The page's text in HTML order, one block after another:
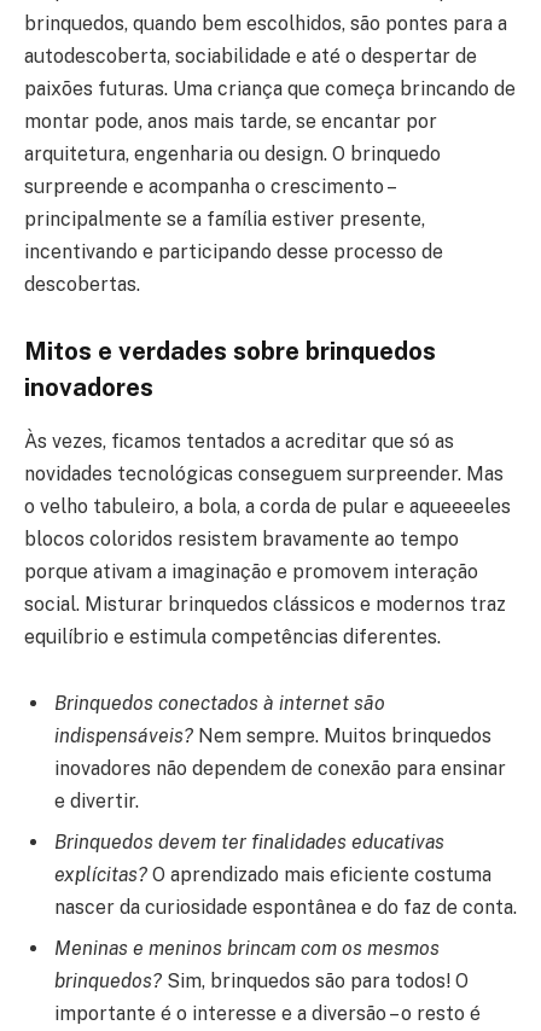
brinquedos, quando bem escolhidos, são pontes para a
autodescoberta, sociabilidade e até o despertar de
paixões futuras. Uma criança que começa brincando de
montar pode, anos mais tarde, se encantar por
arquitetura, engenharia ou design. O brinquedo
surpreende e acompanha o crescimento –
principalmente se a família estiver presente,
incentivando e participando desse processo de
descobertas.
Mitos e verdades sobre brinquedos
inovadores
Às vezes, ficamos tentados a acreditar que só as
novidades tecnológicas conseguem surpreender. Mas
o velho tabuleiro, a bola, a corda de pular e aqueeeeles
blocos coloridos resistem bravamente ao tempo
porque ativam a imaginação e promovem interação
social. Misturar brinquedos clássicos e modernos traz
equilíbrio e estimula competências diferentes.
Brinquedos conectados à internet são
indispensáveis? Nem sempre. Muitos brinquedos
inovadores não dependem de conexão para ensinar
e divertir.
Brinquedos devem ter finalidades educativas
explícitas? O aprendizado mais eficiente costuma
nascer da curiosidade espontânea e do faz de conta.
Meninas e meninos brincam com os mesmos
brinquedos? Sim, brinquedos são para todos! O
importante é o interesse e a diversão – o resto é